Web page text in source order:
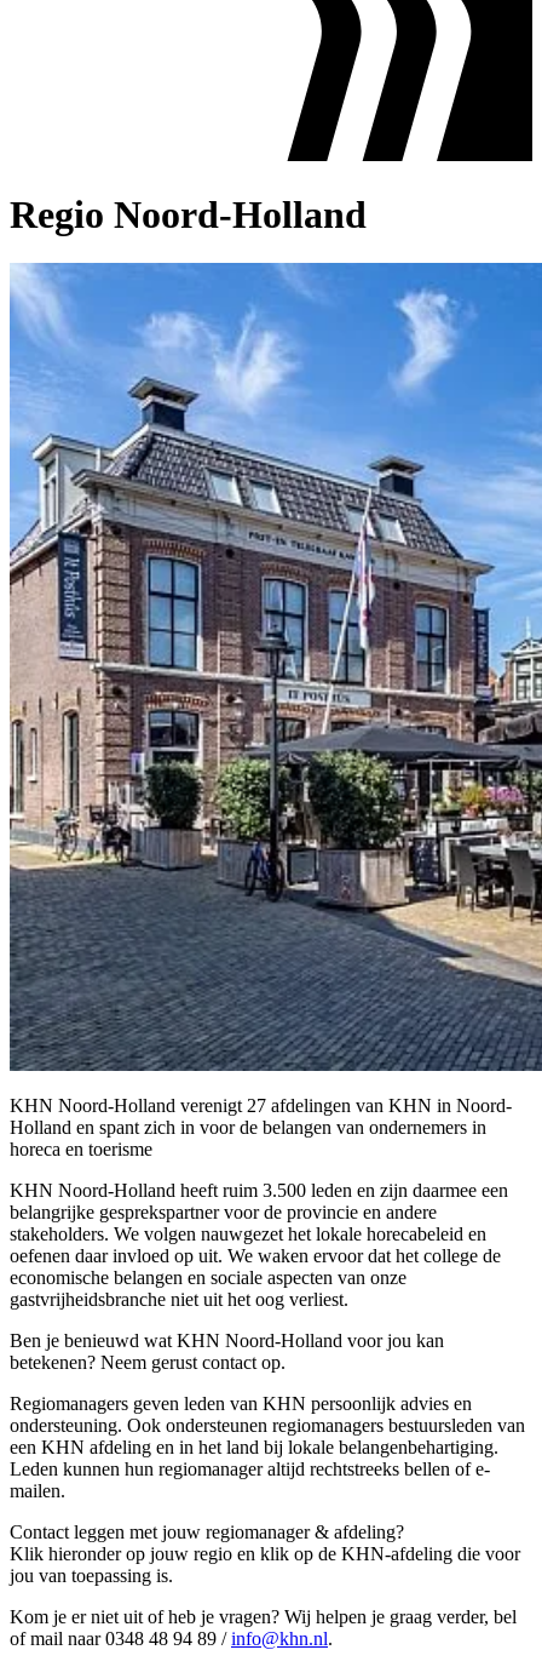
Regio Noord-Holland
KHN Noord-Holland verenigt 27 afdelingen van KHN in Noord-
Holland en spant zich in voor de belangen van ondernemers in
horeca en toerisme
KHN Noord-Holland heeft ruim 3.500 leden en zijn daarmee een
belangrijke gesprekspartner voor de provincie en andere
stakeholders. We volgen nauwgezet het lokale horecabeleid en
oefenen daar invloed op uit. We waken ervoor dat het college de
economische belangen en sociale aspecten van onze
gastvrijheidsbranche niet uit het oog verliest.
Ben je benieuwd wat KHN Noord-Holland voor jou kan
betekenen? Neem gerust contact op.
Regiomanagers geven leden van KHN persoonlijk advies en
ondersteuning. Ook ondersteunen regiomanagers bestuursleden van
een KHN afdeling en in het land bij lokale belangenbehartiging.
Leden kunnen hun regiomanager altijd rechtstreeks bellen of e-
mailen.
Contact leggen met jouw regiomanager & afdeling?
Klik hieronder op jouw regio en klik op de KHN-afdeling die voor
jou van toepassing is.
Kom je er niet uit of heb je vragen? Wij helpen je graag verder, bel
of mail naar 0348 48 94 89 /info@khn.nl.